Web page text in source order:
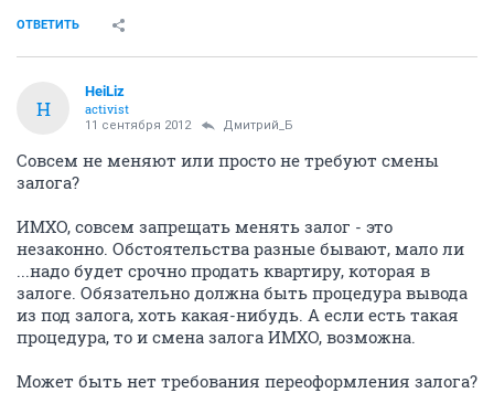
ОТВЕТИТЬ
H
HeiLiz
activist
11 сентября 2012 Дмитрий_Б
Совсем не меняют или просто не требуют смены
залога?
ИМХО, совсем запрещать менять залог - это
незаконно. Обстоятельства разные бывают, мало ли
...надо будет срочно продать квартиру, которая в
залоге. Обязательно должна быть процедура вывода
из под залога, хоть какая-нибудь. А если есть такая
процедура, то и смена залога ИМХО, возможна.
Может быть нет требования переоформления залога?